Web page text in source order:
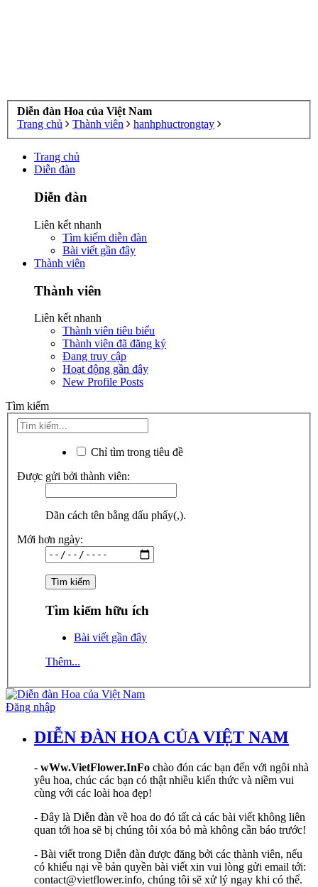
Diễn đàn Hoa của Việt Nam
Trang chủ
Thành viên hanhphuctrongtay
Trang chủ
Diễn đàn
Diễn đàn
Liên kết nhanh
Tìm kiếm diễn đàn
Bài viết gần đây
Thành viên
Thành viên
Liên kết nhanh
Thành viên tiêu biểu
Thành viên đã đăng ký
Đang truy cập
Hoạt động gần đây
New Profile Posts
Tìm kiếm
Chỉ tìm trong tiêu đề
Được gửi bởi thành viên:
Dãn cách tên bằng dấu phẩy(,).
Mới hơn ngày:
Tìm kiếm hữu ích
Bài viết gần đây
Thêm...
Đăng nhập
DIỄN ĐÀN HOA CỦA VIỆT NAM
- wWw.VietFlower.InFo chào đón các bạn đến với ngôi nhà
yêu hoa, chúc các bạn có thật nhiều kiến thức và niềm vui
cùng với các loài hoa đẹp!
- Đây là Diễn đàn về hoa do đó tất cả các bài viết không liên
quan tới hoa sẽ bị chúng tôi xóa bỏ mà không cần báo trước!
- Bài viết trong Diễn đàn được đăng bởi các thành viên, nếu
có khiếu nại về bản quyền bài viết xin vui lòng gửi email tới:
contact@vietflower.info, chúng tôi sẽ xử lý ngay khi có thể.